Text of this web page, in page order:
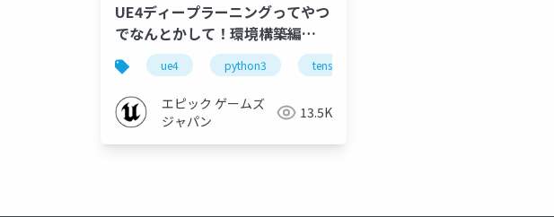
UE4ディープラーニングってやつ
でなんとかして！環境構築編
【Python3+TensorFlow】【第4
回 UE4何でも勉強会 in 東京
2020】
ue4 python3 tensorflow
エピック ゲームズ
ジャパン
13.5K